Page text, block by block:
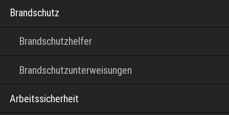
Brandschutz
Brandschutzhelfer
Brandschutzunterweisungen
Arbeitssicherheit